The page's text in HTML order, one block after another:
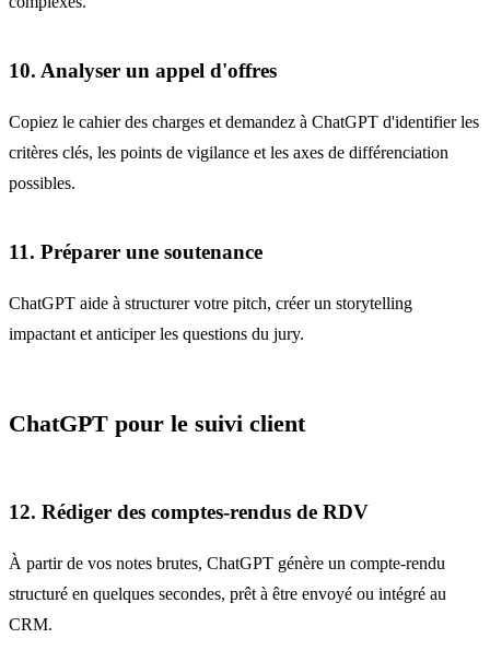
10. Analyser un appel d'offres
Copiez le cahier des charges et demandez à ChatGPT d'identifier les
critères clés, les points de vigilance et les axes de différenciation
possibles.
11. Préparer une soutenance
ChatGPT aide à structurer votre pitch, créer un storytelling
impactant et anticiper les questions du jury.
ChatGPT pour le suivi client
12. Rédiger des comptes-rendus de RDV
À partir de vos notes brutes, ChatGPT génère un compte-rendu
structuré en quelques secondes, prêt à être envoyé ou intégré au
CRM.